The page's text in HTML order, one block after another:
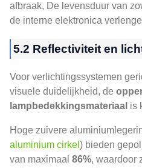
afbraak, De levensduur van
de interne elektronica
5.2 Reflectiviteit en
Voor verlichtingssystemen
visuele duidelijkheid, de
lampbedekkingsmateriaal is
Hoge zuivere
aluminium cirkel ) bieden
van maximaal 86%, waardoor